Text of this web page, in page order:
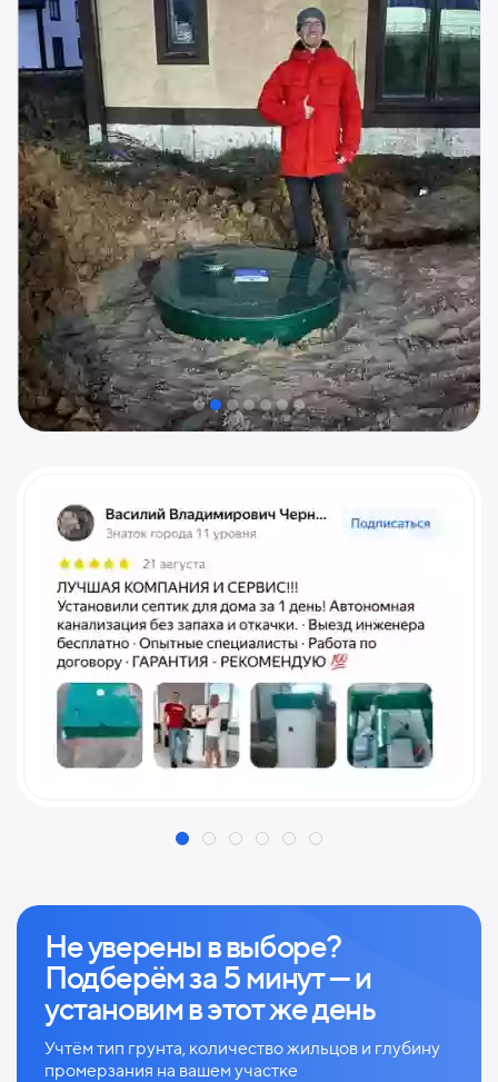
Не уверены в выборе?
Подберём за 5 минут — и
установим в этот же день
Учтём тип грунта, количество жильцов и глубину
промерзания на вашем участке